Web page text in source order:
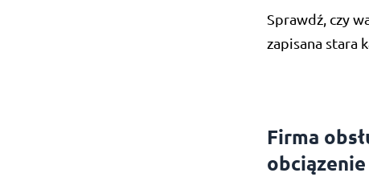
Sprawdź, czy
zapisana stara
Firma
obciązenie